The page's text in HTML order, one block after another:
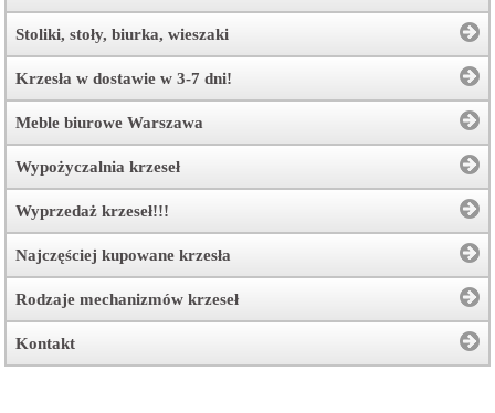
Stoliki, stoły, biurka, wieszaki
Krzesła w dostawie w 3-7 dni!
Meble biurowe Warszawa
Wypożyczalnia krzeseł
Wyprzedaż krzeseł!!!
Najczęściej kupowane krzesła
Rodzaje mechanizmów krzeseł
Kontakt